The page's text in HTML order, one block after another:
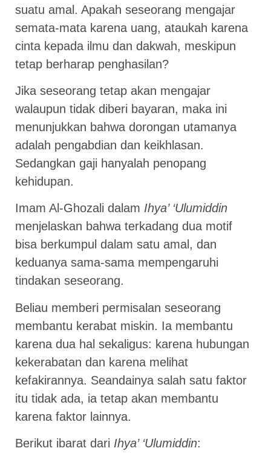
suatu amal. Apakah seseorang mengajar
semata-mata karena uang, ataukah karena
cinta kepada ilmu dan dakwah, meskipun
tetap berharap penghasilan?
Jika seseorang tetap akan mengajar
walaupun tidak diberi bayaran, maka ini
menunjukkan bahwa dorongan utamanya
adalah pengabdian dan keikhlasan.
Sedangkan gaji hanyalah penopang
kehidupan.
Imam Al-Ghozali dalam Ihya’ ‘Ulumiddin
menjelaskan bahwa terkadang dua motif
bisa berkumpul dalam satu amal, dan
keduanya sama-sama mempengaruhi
tindakan seseorang.
Beliau memberi permisalan seseorang
membantu kerabat miskin. Ia membantu
karena dua hal sekaligus: karena hubungan
kekerabatan dan karena melihat
kefakirannya. Seandainya salah satu faktor
itu tidak ada, ia tetap akan membantu
karena faktor lainnya.
Berikut ibarat dari Ihya’ ‘Ulumiddin: